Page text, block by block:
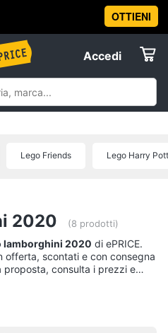
OTTIENI
Accedi
Lego Friends Lego Harry
2020 (8 prodotti)
lamborghini 2020 di ePRICE.
offerta, scontati e con consegna
proposta, consulta i prezzi e